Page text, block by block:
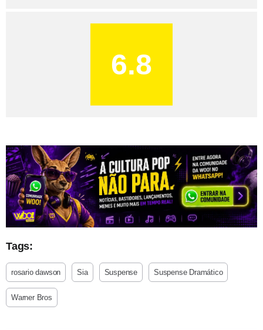
6.8
Tags:
rosario dawson Sia Suspense Suspense Dramático
Warner Bros